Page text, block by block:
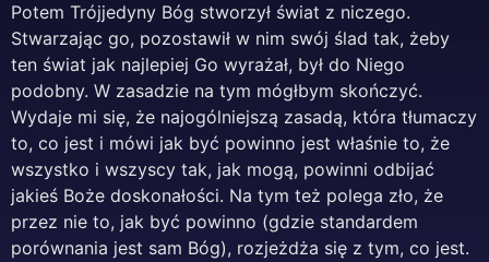
Potem Trójjedyny Bóg stworzył świat z niczego.
Stwarzając go, pozostawił w nim swój ślad tak, żeby
ten świat jak najlepiej Go wyrażał, był do Niego
podobny. W zasadzie na tym mógłbym skończyć.
Wydaje mi się, że najogólniejszą zasadą, która tłumaczy
to, co jest i mówi jak być powinno jest właśnie to, że
wszystko i wszyscy tak, jak mogą, powinni odbijać
jakieś Boże doskonałości. Na tym też polega zło, że
przez nie to, jak być powinno (gdzie standardem
porównania jest sam Bóg), rozjeżdża się z tym, co jest.